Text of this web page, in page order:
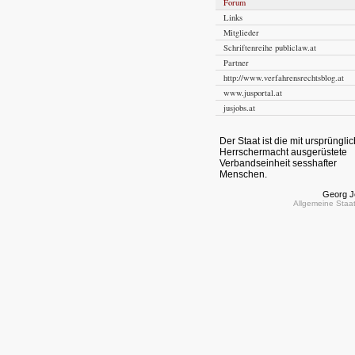
Forum
Links
Mitglieder
Schriftenreihe publiclaw.at
Partner
http://www.verfahrensrechtsblog.at
www.jusportal.at
jusjobs.at
Der Staat ist die mit
Herrschermacht ausgerüstete
Verbandseinheit sesshafter
Menschen.
Georg
Allgemeine